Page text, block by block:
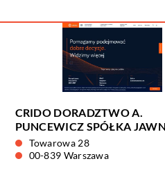
CRIDO DORADZTWO A.
PUNCEWICZ SPÓŁKA
Towarowa 28
00-839 Warszawa